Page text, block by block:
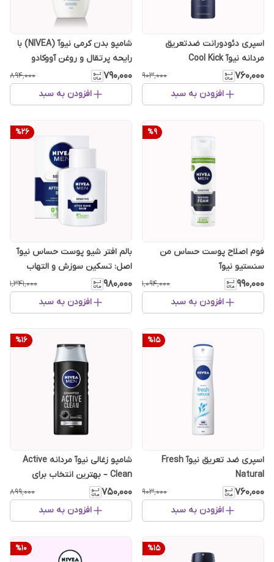
اسپری دئودورانت ضدتعریق
مردانه نیوآ Cool Kick
۷۶۰٬۰۰۰ ۹۰۳٬۰۰۰
افزودن به سبد
شامپو بدن کرمی نیوآ (NIVEA) با
رایحه پرتقال و روغن آووکادو
۷۹۰٬۰۰۰ ۸۹۴٬۰۰۰
افزودن به سبد
%9
فوم اصلاح پوست حساس من
سنستیو نیوآ
۹۹۰٬۰۰۰ ۱٬۰۹۴٬۰۰۰
افزودن به سبد
%26
بالم افتر شیو پوست حساس نیوآ
اصل: تسکین سوزش و التهاب
۹۸۰٬۰۰۰ ۱٬۳۴۱٬۰۰۰
افزودن به سبد
%15
اسپری ضد تعریق نیوآ Fresh
Natural
۷۶۰٬۰۰۰ ۹۰۳٬۰۰۰
افزودن به سبد
%16
شامپو زغالی نیوآ مردانه Active
Clean – بهترین انتخاب برای
موهای چرب و معمولی
۷۵۰٬۰۰۰ ۸۹۹٬۰۰۰
افزودن به سبد
%15
%10